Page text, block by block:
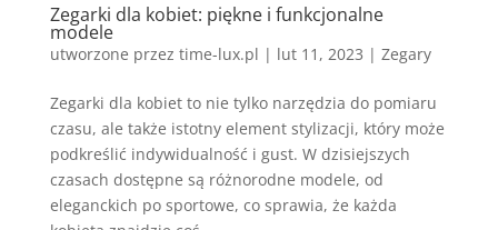
Zegarki dla kobiet: piękne i funkcjonalne
modele
utworzone przez time-lux.pl | lut 11, 2023 | Zegary
Zegarki dla kobiet to nie tylko narzędzia do pomiaru
czasu, ale także istotny element stylizacji, który może
podkreślić indywidualność i gust. W dzisiejszych
czasach dostępne są różnorodne modele, od
eleganckich po sportowe, co sprawia, że każda